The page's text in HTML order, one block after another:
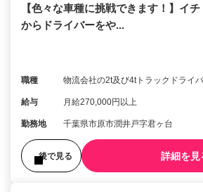
【色々な車種に挑戦できます！】イチ
からドライバーをや...
職種 物流会社の2t及び4tトラックドライ
給与 月給270,000円以上
勤務地 千葉県市原市潤井戸字君ヶ台
後で見る 詳細を見